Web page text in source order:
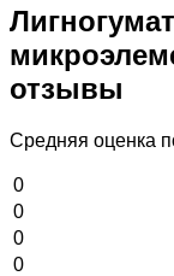
отзывы
Средняя оценка
0
0
0
0